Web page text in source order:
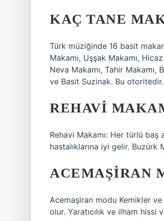
KAÇ TANE
Türk müziğinde 16 basit
Makamı, Uşşak Makamı,
Neva Makamı, Tahir Makamı,
ve Basit Suzinak. Bu otoritedir.
REHAVI
Rehavi Makamı: Her türlü baş
hastalıklarına iyi gelir. Buzürk
ACEMAŞIRAN
Acemaşiran modu Kemikler
olur. Yaratıcılık ve ilham hissi